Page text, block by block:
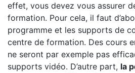
effet, vous devez vous assurer
formation. Pour cela, il faut
programme et les supports de
centre de formation. Des cours
ne seront par exemple pas
supports vidéo. D’autre part, la